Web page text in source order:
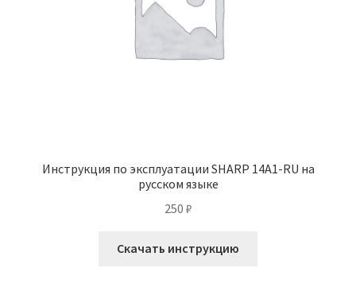
Инструкция по эксплуатации SHARP 14A1-RU на
русском языке
250 ₽
Скачать инструкцию